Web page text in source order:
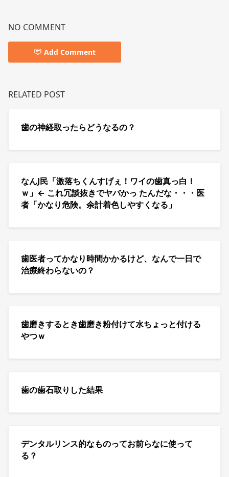
NO COMMENT
Add Comment
RELATED POST
歯の神経取ったらどうなるの？
なんJ民「激落ちくんすげぇ！ワイの歯真っ白！
ｗ」← これ冗談抜きでヤバかっ たんだな・・・医
者「かなり危険。余計着色しやすくなる」
歯医者ってかなり時間かかるけど、なんで一日で
治療終わらないの？
歯磨きするとき歯磨き粉付けて水ちょっと付ける
やつｗ
歯の歯石取りした結果
デンタルリンス的なものってお前らなに使って
る？